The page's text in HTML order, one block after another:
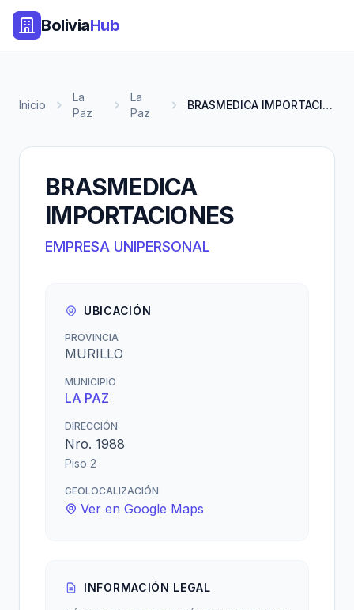
BoliviaHub
Inicio
La
Paz
La
Paz
BRASMEDICA IMPORTACIONES
BRASMEDICA
IMPORTACIONES
EMPRESA UNIPERSONAL
UBICACIÓN
PROVINCIA
MURILLO
MUNICIPIO
LA PAZ
DIRECCIÓN
Nro. 1988
Piso 2
GEOLOCALIZACIÓN
Ver en Google Maps
INFORMACIÓN LEGAL